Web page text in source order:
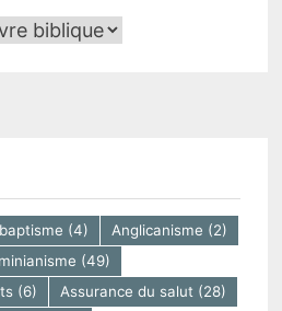
(4) Anglicanisme (2)
(49)
(6) Assurance du salut (28)